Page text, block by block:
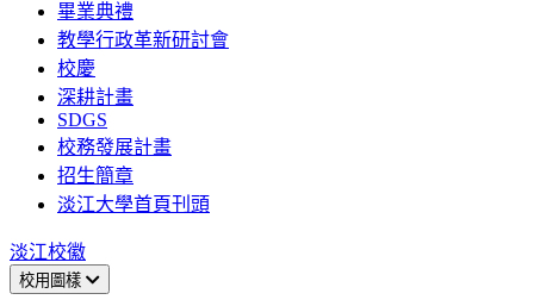
畢業典禮
教學行政革新研討會
校慶
深耕計畫
SDGS
校務發展計畫
招生簡章
淡江大學首頁刊頭
淡江校徽
校用圖樣